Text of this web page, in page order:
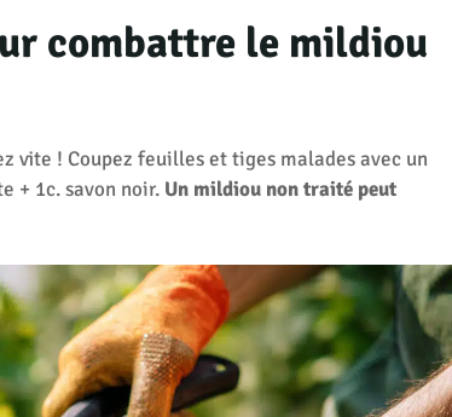
combattre le mildiou
vite ! Coupez feuilles et tiges malades avec un
+ 1c. savon noir. Un mildiou non traité peut